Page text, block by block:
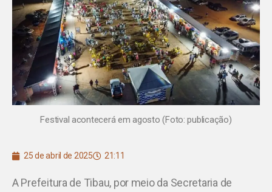
Festival acontecerá em agosto (Foto: publicação)
25 de abril de 2025 21:11
A Prefeitura de Tibau, por meio da Secretaria de